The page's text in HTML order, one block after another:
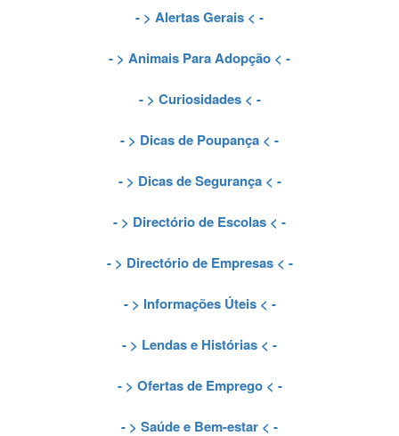
- > Alertas Gerais < -
- > Animais Para Adopção < -
- > Curiosidades< -
- > Dicas de Poupança < -
- > Dicas de Segurança< -
- > Directório de Escolas < -
- > Directório de Empresas< -
- > Informações Úteis< -
- > Lendas e Histórias < -
- > Ofertas de Emprego< -
- > Saúde e Bem-estar < -